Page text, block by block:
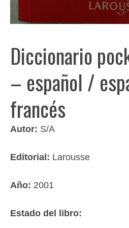
Diccionario
– español /
francés
Autor: S/A
Editorial: Larousse
Año: 2001
Estado del libro: